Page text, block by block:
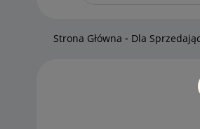
Strona Główna Dla